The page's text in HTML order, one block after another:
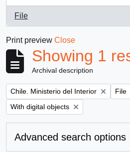
File
, 1 results
Print preview Close
Showing 1
Archival description
Remove filter:
Chile. Ministerio del Interior
File
Remove filter:
With digital objects
Advanced search options